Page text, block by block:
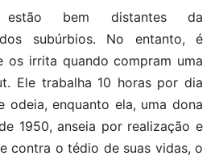
bem distantes da
dos subúrbios. No entanto, é
os irrita quando compram uma
Ele trabalha 10 horas por dia
odeia, enquanto ela, uma dona
1950, anseia por realização e
contra o tédio de suas vidas, o